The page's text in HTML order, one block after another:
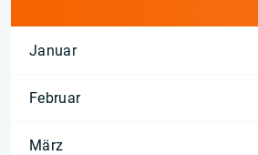
Januar
Februar
März